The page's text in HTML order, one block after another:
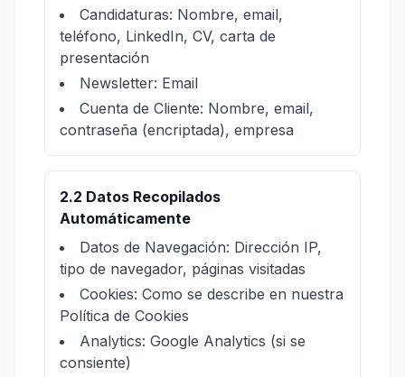
Candidaturas: Nombre, email,
teléfono, LinkedIn, CV, carta de
presentación
Newsletter: Email
Cuenta de Cliente: Nombre, email,
contraseña (encriptada), empresa
2.2 Datos Recopilados
Automáticamente
Datos de Navegación: Dirección IP,
tipo de navegador, páginas visitadas
Cookies: Como se describe en nuestra
Política de Cookies
Analytics: Google Analytics (si se
consiente)